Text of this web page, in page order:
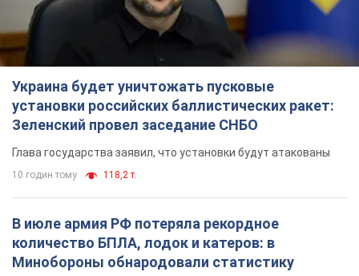
Украина будет уничтожать пусковые
установки российских баллистических ракет:
Зеленский провел заседание СНБО
Глава государства заявил, что установки будут атакованы
10 годин тому 118,2 т.
В июле армия РФ потеряла рекордное
количество БПЛА, лодок и катеров: в
Минобороны обнародовали статистику